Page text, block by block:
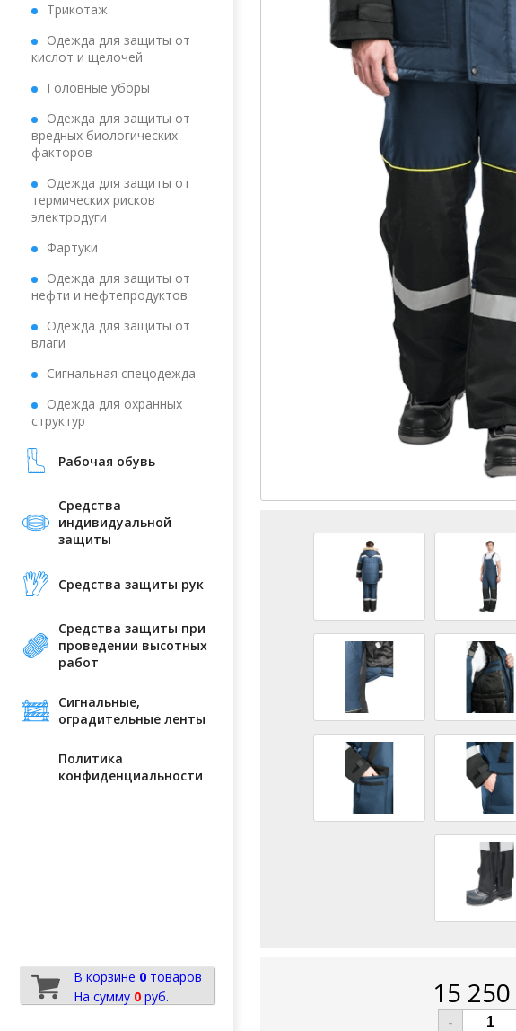
Трикотаж
Одежда для защиты от
кислот и щелочей
Головные уборы
Одежда для защиты от
вредных биологических
факторов
Одежда для защиты от
термических рисков
электродуги
Фартуки
Одежда для защиты от
нефти и нефтепродуктов
Одежда для защиты от
влаги
Сигнальная спецодежда
Одежда для охранных
структур
Рабочая обувь
Средства
индивидуальной
защиты
Средства защиты рук
Средства защиты при
проведении высотных
работ
Сигнальные,
оградительные ленты
Политика
конфиденциальности
В корзине 0товаров
На сумму 0руб. 15 250
-